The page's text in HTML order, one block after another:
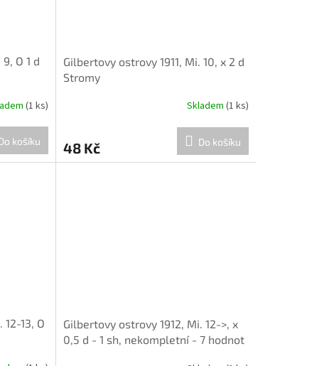
O 1 d
(1 ks)
košíku
Gilbertovy ostrovy 1911, Mi. 10, x 2 d
Stromy
Skladem (1 ks)
48 Kč Do košíku
13, O
Gilbertovy ostrovy 1912, Mi. 12->, x
0,5 d - 1 sh, nekompletní - 7 hodnot